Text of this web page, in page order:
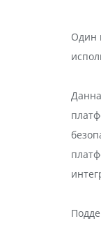
Один